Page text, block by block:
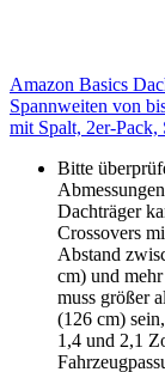
Amazon Basics
Spannweiten von
mit Spalt, 2er-Pack,
Bitte
Dachträger
Crossovers
Abstand
cm) und
muss größer
(126 cm)
1,4 und 2,1